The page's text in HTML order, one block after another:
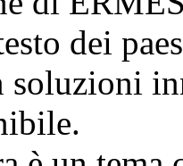
dei
soluzioni